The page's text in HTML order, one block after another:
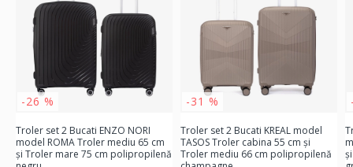
-26 %
Troler set 2 Bucati ENZO NORI
model ROMA Troler mediu 65 cm
şi Troler mare 75 cm polipropilenă
-31 %
Troler set 2 Bucati KREAL model
TASOS Troler cabina 55 cm şi
Troler mediu 66 cm polipropilenă